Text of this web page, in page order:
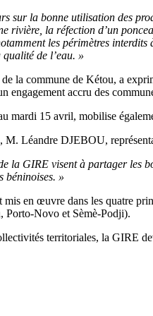
sur la bonne utilisation des
rivière, la réfection d’un
les périmètres
de l’eau. »
la commune de Kétou, a
engagement accru des
mardi 15 avril, mobilise
M. Léandre DJEBOU,
la GIRE visent à partager les
béninoises. »
en œuvre dans les quatre
Novo et Sèmè-Podji).
territoriales, la GIRE